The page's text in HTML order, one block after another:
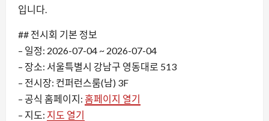
입니다.
## 전시회 기본 정보
– 일정: 2026-07-04 ~ 2026-07-04
– 장소: 서울특별시 강남구 영동대로 513
– 전시장: 컨퍼런스룸(남) 3F
– 공식 홈페이지: 홈페이지 열기
– 지도: 지도 열기